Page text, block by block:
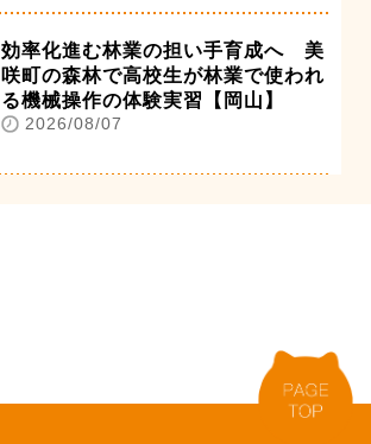
効率化進む林業の担い手育成へ 美
咲町の森林で高校生が林業で使われ
る機械操作の体験実習【岡山】
2026/08/07